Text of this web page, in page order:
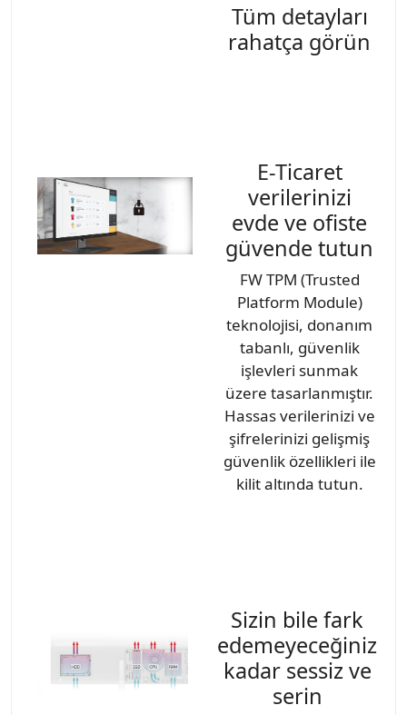
Tüm detayları
rahatça görün
E-Ticaret
verilerinizi
evde ve ofiste
güvende tutun
FW TPM (Trusted
Platform Module)
teknolojisi, donanım
tabanlı, güvenlik
işlevleri sunmak
üzere tasarlanmıştır.
Hassas verilerinizi ve
şifrelerinizi gelişmiş
güvenlik özellikleri ile
kilit altında tutun.
Sizin bile fark
edemeyeceğiniz
kadar sessiz ve
serin